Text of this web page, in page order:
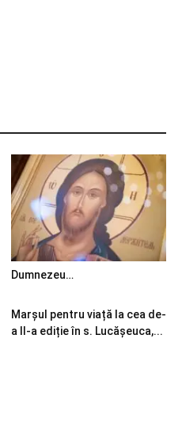
Dumnezeu…
Marșul pentru viață la cea de-
a II-a ediție în s. Lucășeuca,...